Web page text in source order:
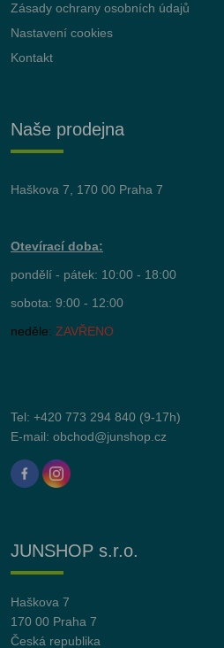
Zásady ochrany osobních údajů
Nastavení cookies
Kontakt
Naše prodejna
Haškova 7, 170 00 Praha 7
Otevírací doba:
pondělí - pátek: 10:00 - 18:00
sobota: 9:00 - 12:00
neděle: ZAVŘENO
Tel: +420 773 294 840 (9-17h)
E-mail: obchod@junshop.cz
JUNSHOP s.r.o.
Haškova 7
170 00 Praha 7
Česká republika